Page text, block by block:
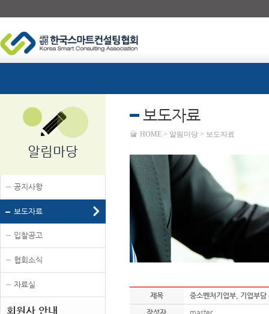
알림마당
공지사항
보도자료
입찰공고
협회소식
자료실
회원사 안내
보도자료
HOME > 알림마당 > 보도자료
제목
중소벤처기업부, 기업부
작성자
master